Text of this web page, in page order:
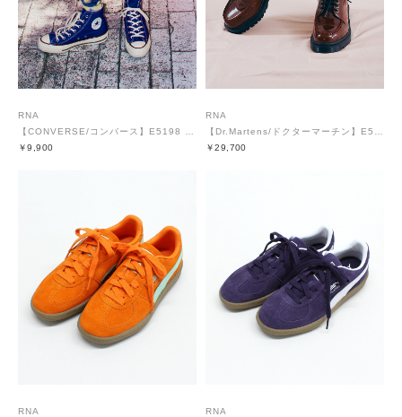
RNA
￥9,900
RNA
￥29,700
RNA
RNA